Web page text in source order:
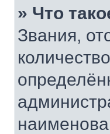
» Что
Звания,